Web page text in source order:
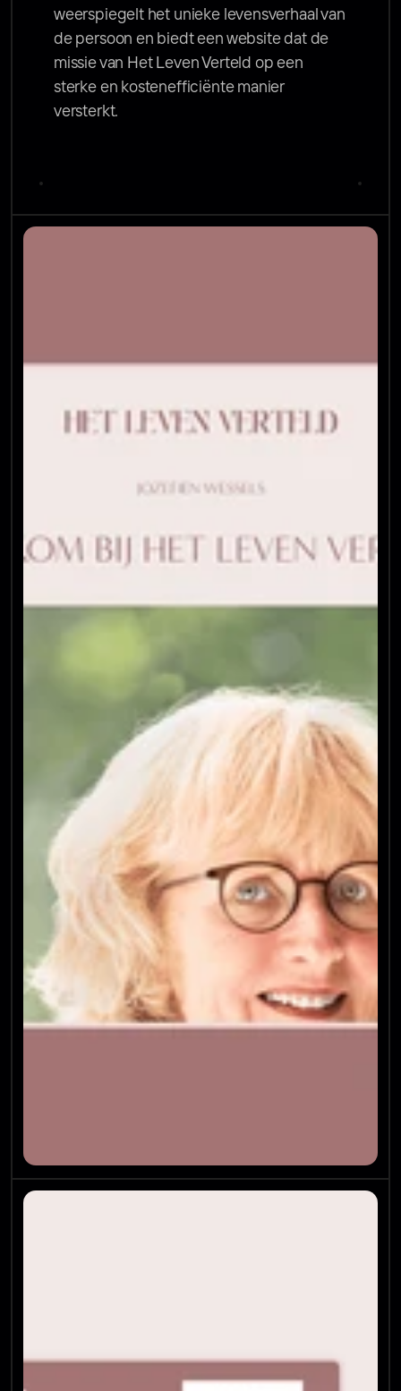
weerspiegelt het unieke levensverhaal van
de persoon en biedt een website dat de
missie van Het Leven Verteld op een
sterke en kostenefficiënte manier
versterkt.